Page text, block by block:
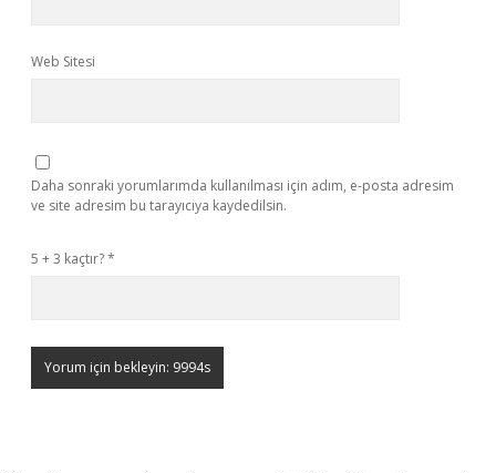
Web Sitesi
Daha sonraki yorumlarımda kullanılması için adım, e-posta adresim
ve site adresim bu tarayıcıya kaydedilsin.
5 + 3 kaçtır?*